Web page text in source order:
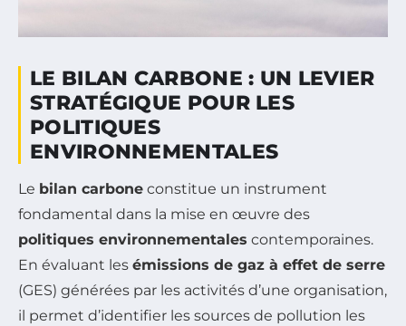
LE BILAN CARBONE : UN LEVIER
STRATÉGIQUE POUR LES
POLITIQUES
ENVIRONNEMENTALES
Le bilan carbone constitue un instrument
fondamental dans la mise en œuvre des
politiques environnementales contemporaines.
En évaluant les émissions de gaz à effet de serre
(GES) générées par les activités d’une organisation,
il permet d’identifier les sources de pollution les